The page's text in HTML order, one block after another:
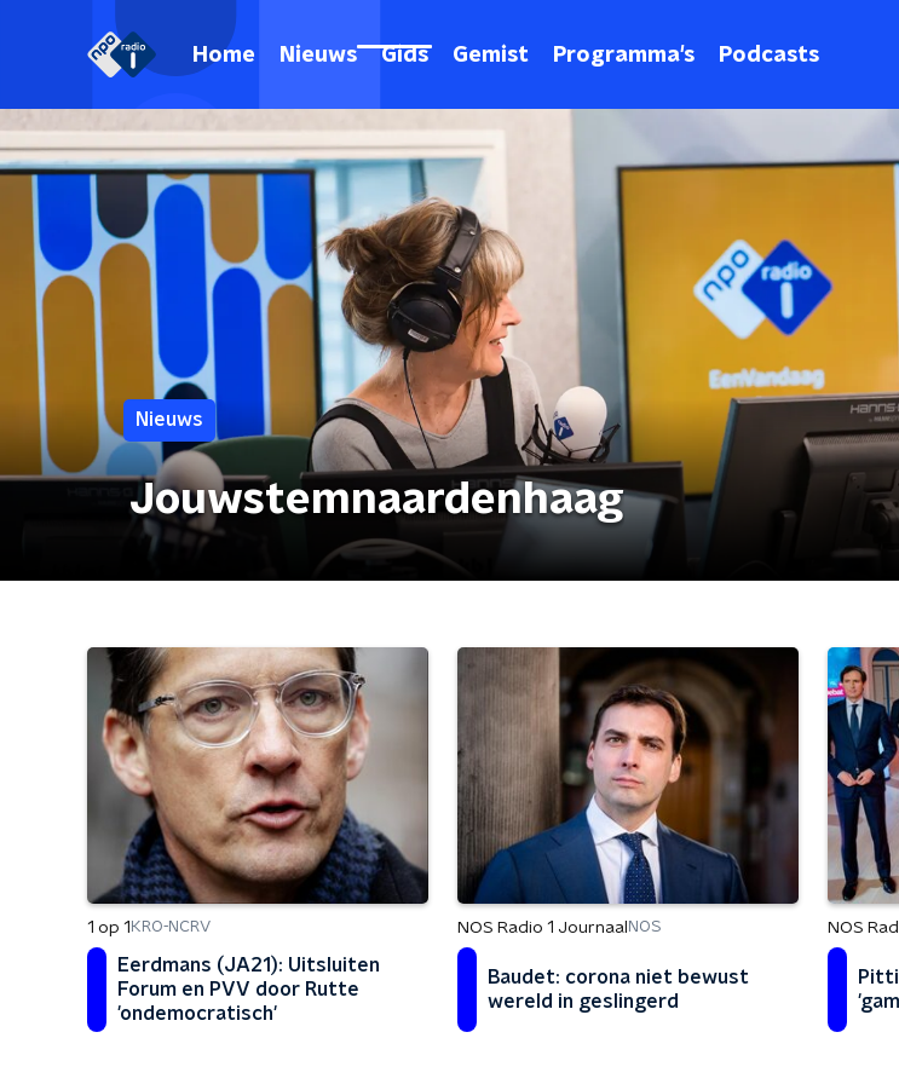
Home Nieuws Gids Gemist Programma's Podcasts
Nieuws
Jouwstemnaardenhaag
1 op 1 KRO-NCRV
Eerdmans (JA21): Uitsluiten
Forum en PVV door Rutte
'ondemocratisch'
NOS Radio 1 Journaal NOS
Baudet: corona niet bewust
wereld in geslingerd
NOS